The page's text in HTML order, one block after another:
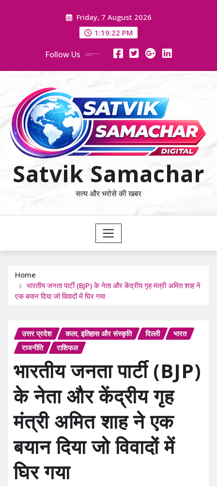
Friday, 7 August 2026
1:19:23 PM
Follow Us
Satvik Samachar
सत्य और भरोसे की खबर
Home
भारतीय जनता पार्टी (BJP) के नेता और केंद्रीय गृह मंत्री अमित शाह ने
एक बयान दिया जो विवादों में घिर गया
उत्तर प्रदेश कला, इतिहास और संस्कृति दिल्ली
भारत
राजनीति
राशिफल
भारतीय जनता पार्टी (BJP)
के नेता और केंद्रीय गृह
मंत्री अमित शाह ने एक
बयान दिया जो विवादों में
घिर गया